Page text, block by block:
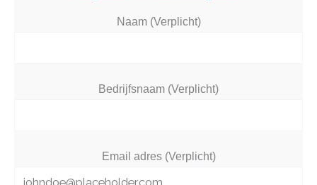
Naam (Verplicht)
Bedrijfsnaam (Verplicht)
Email adres (Verplicht)